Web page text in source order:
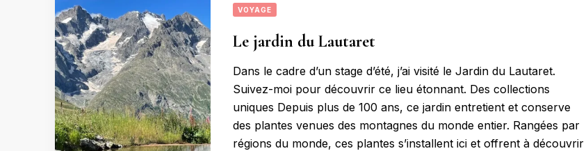
VOYAGE
Le jardin du Lautaret
Dans le cadre d’un stage d’été, j’ai visité le Jardin du Lautaret.
Suivez-moi pour découvrir ce lieu étonnant. Des collections
uniques Depuis plus de 100 ans, ce jardin entretient et conserve
des plantes venues des montagnes du monde entier. Rangées par
régions du monde, ces plantes s’installent ici et offrent à découvrir